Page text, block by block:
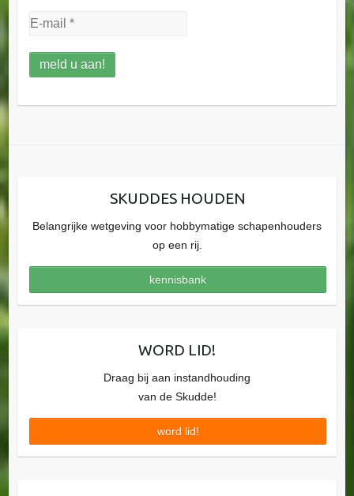
SKUDDES HOUDEN
Belangrijke wetgeving voor hobbymatige schapenhouders
op een rij.
kennisbank
WORD LID!
Draag bij aan instandhouding
van de Skudde!
word lid!